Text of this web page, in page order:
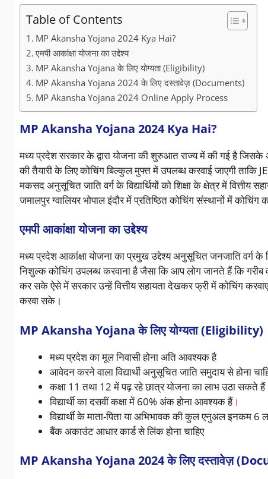
Table of Contents
MP Akansha Yojana 2024 Kya Hai?
एमपी आकांक्षा योजना का उद्देश्य
MP Akansha Yojana के लिए योग्यता (Eligibility)
MP Akansha Yojana 2024 के लिए दस्तावेज़ (Documents)
MP Akansha Yojana 2024 Online Apply Process
MP Akansha Yojana 2024 Kya Hai?
मध्य प्रदेश सरकार के द्वारा योजना की शुरुआत राज्य में की गई है जिसके
की तैयारी के लिए कोचिंग बिल्कुल मुफ्त में उपलब्ध करवाई जाएगी ताकि
मकसद अनुसूचित जाति वर्ग के विद्यार्थियों को शिक्षा के क्षेत्र में
जमालपुर ग्वालियर भोपाल इंदौर में प्रतिष्ठित कोचिंग संस्थानों में कोचिंग
एमपी आकांक्षा योजना का उद्देश्य
मध्य प्रदेश आकांक्षा योजना का प्रमुख उद्देश्य अनुसूचित जनजाति वर्ग के
निशुल्क कोचिंग उपलब्ध करवाना है जैसा कि आप लोग जानते हैं कि गरीब
कर सके ऐसे में सरकार उन्हें वित्तीय सहायता देखकर फ्री में कोचिंग
करवा सके।
MP Akansha Yojanaके लिए योग्यता(Eligibility)
मध्य प्रदेश का मूल निवासी होना अति आवश्यक है
आवेदन करने वाला विद्यार्थी अनुसूचित जाति समुदाय से होना
कक्षा 11 तथा 12 में पढ़ रहे छात्र योजना का लाभ उठा सकते हैं
विद्यार्थी का दसवीं कक्षा में 60% अंक होना आवश्यक हैं।
विद्यार्थी के माता-पिता या अभिभावक की कुल एनुअल इनकम 6
बैंक अकाउंट आधार कार्ड से लिंक होना चाहिए
MP Akansha Yojana 2024 के लिए दस्तावेज़